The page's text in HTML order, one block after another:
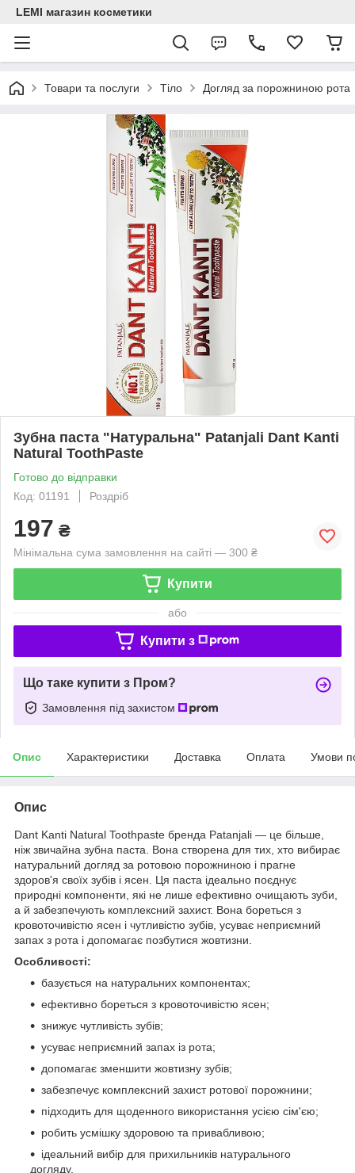
LEMI магазин косметики
Товари та послуги Тіло Догляд за порожниною рота
Зубна паста "Натуральна" Patanjali Dant Kanti
Natural ToothPaste
Готово до відправки
Код: 01191
Роздріб
197 ₴
Мінімальна сума замовлення на сайті — 300 ₴
Купити
або
Купити з
Що таке купити з Пром?
Замовлення під захистом
Опис Характеристики Доставка Оплата Умови
Опис
Dant Kanti Natural Toothpaste бренда Patanjali — це більше,
ніж звичайна зубна паста. Вона створена для тих, хто вибирає
натуральний догляд за ротовою порожниною і прагне
здоров'я своїх зубів і ясен. Ця паста ідеально поєднує
природні компоненти, які не лише ефективно очищають зуби,
а й забезпечують комплексний захист. Вона бореться з
кровоточивістю ясен і чутливістю зубів, усуває неприємний
запах з рота і допомагає позбутися жовтизни.
Особливості:
базується на натуральних компонентах;
ефективно бореться з кровоточивістю ясен;
знижує чутливість зубів;
усуває неприємний запах із рота;
допомагає зменшити жовтизну зубів;
забезпечує комплексний захист ротової порожнини;
підходить для щоденного використання усією сім'єю;
робить усмішку здоровою та привабливою;
ідеальний вибір для прихильників натурального
догляду.